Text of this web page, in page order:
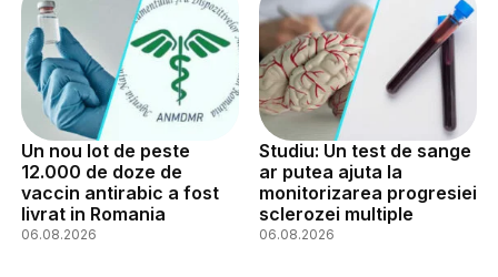
Un nou lot de peste
12.000 de doze de
vaccin antirabic a fost
livrat in Romania
06.08.2026
Studiu: Un test de sange
ar putea ajuta la
monitorizarea progresiei
sclerozei multiple
06.08.2026